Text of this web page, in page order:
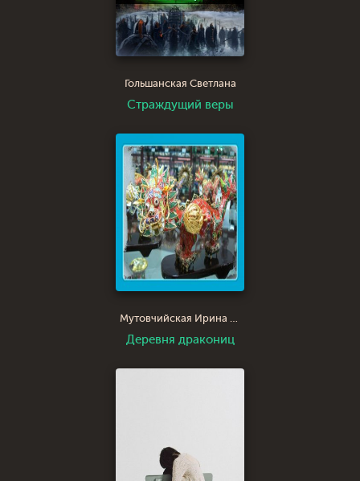
Гольшанская Светлана
Страждущий веры
Мутовчийская Ирина Зиновьевна И-ра
Деревня дракониц